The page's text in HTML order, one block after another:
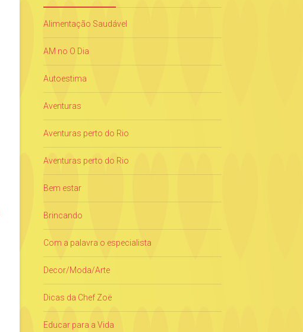
Alimentação Saudável
AM no O Dia
Autoestima
Aventuras
Aventuras perto do Rio
Aventuras perto do Rio
Bem estar
Brincando
Com a palavra o especialista
Decor/Moda/Arte
Dicas da Chef Zoë
Educar para a Vida